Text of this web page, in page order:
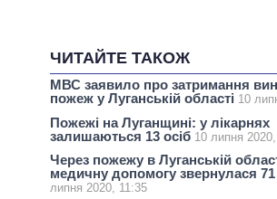
ЧИТАЙТЕ ТАКОЖ
МВС заявило про затримання
пожеж у Луганській області 10
Пожежі на Луганщині: у лікарнях
залишаються 13 осіб 10 липня
Через пожежу в Луганській
медичну допомогу звернулася
липня 2020, 11:35